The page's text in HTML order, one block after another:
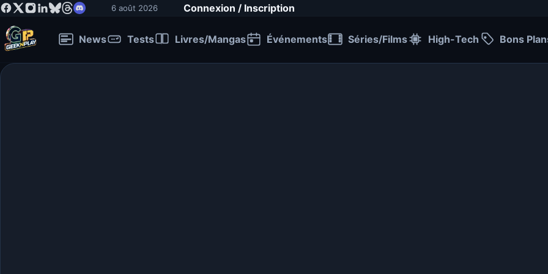
6 août 2026 Connexion / Inscription
News Tests Livres/Mangas Événements Séries/Films High-Tech Bons